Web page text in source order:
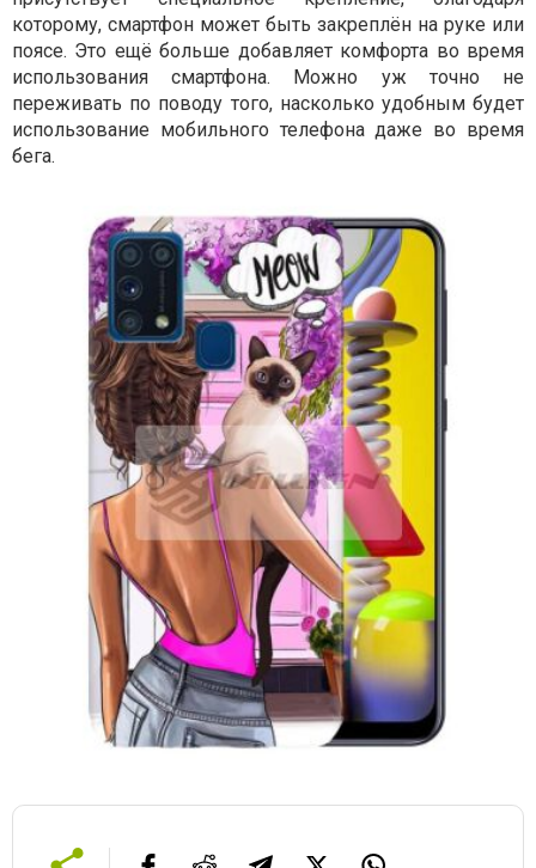
которому, смартфон может быть закреплён на руке или
поясе. Это ещё больше добавляет комфорта во время
использования смартфона. Можно уж точно не
переживать по поводу того, насколько удобным будет
использование мобильного телефона даже во время
бега.